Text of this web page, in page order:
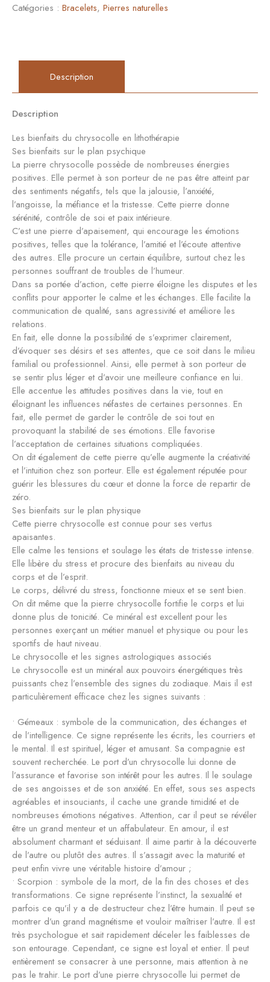
Catégories : Bracelets, Pierres naturelles
Description
Description
Les bienfaits du chrysocolle en lithothérapie
Ses bienfaits sur le plan psychique
La pierre chrysocolle possède de nombreuses énergies
positives. Elle permet à son porteur de ne pas être atteint par
des sentiments négatifs, tels que la jalousie, l’anxiété,
l’angoisse, la méfiance et la tristesse. Cette pierre donne
sérénité, contrôle de soi et paix intérieure.
C’est une pierre d’apaisement, qui encourage les émotions
positives, telles que la tolérance, l’amitié et l’écoute attentive
des autres. Elle procure un certain équilibre, surtout chez les
personnes souffrant de troubles de l’humeur.
Dans sa portée d’action, cette pierre éloigne les disputes et les
conflits pour apporter le calme et les échanges. Elle facilite la
communication de qualité, sans agressivité et améliore les
relations.
En fait, elle donne la possibilité de s’exprimer clairement,
d’évoquer ses désirs et ses attentes, que ce soit dans le milieu
familial ou professionnel. Ainsi, elle permet à son porteur de
se sentir plus léger et d’avoir une meilleure confiance en lui.
Elle accentue les attitudes positives dans la vie, tout en
éloignant les influences néfastes de certaines personnes. En
fait, elle permet de garder le contrôle de soi tout en
provoquant la stabilité de ses émotions. Elle favorise
l’acceptation de certaines situations compliquées.
On dit également de cette pierre qu’elle augmente la créativité
et l’intuition chez son porteur. Elle est également réputée pour
guérir les blessures du cœur et donne la force de repartir de
zéro.
Ses bienfaits sur le plan physique
Cette pierre chrysocolle est connue pour ses vertus
apaisantes.
Elle calme les tensions et soulage les états de tristesse intense.
Elle libère du stress et procure des bienfaits au niveau du
corps et de l’esprit.
Le corps, délivré du stress, fonctionne mieux et se sent bien.
On dit même que la pierre chrysocolle fortifie le corps et lui
donne plus de tonicité. Ce minéral est excellent pour les
personnes exerçant un métier manuel et physique ou pour les
sportifs de haut niveau.
Le chrysocolle et les signes astrologiques associés
Le chrysocolle est un minéral aux pouvoirs énergétiques très
puissants chez l’ensemble des signes du zodiaque. Mais il est
particulièrement efficace chez les signes suivants :
• Gémeaux : symbole de la communication, des échanges et
de l’intelligence. Ce signe représente les écrits, les courriers et
le mental. Il est spirituel, léger et amusant. Sa compagnie est
souvent recherchée. Le port d’un chrysocolle lui donne de
l’assurance et favorise son intérêt pour les autres. Il le soulage
de ses angoisses et de son anxiété. En effet, sous ses aspects
agréables et insouciants, il cache une grande timidité et de
nombreuses émotions négatives. Attention, car il peut se révéler
être un grand menteur et un affabulateur. En amour, il est
absolument charmant et séduisant. Il aime partir à la découverte
de l’autre ou plutôt des autres. Il s’assagit avec la maturité et
peut enfin vivre une véritable histoire d’amour ;
• Scorpion : symbole de la mort, de la fin des choses et des
transformations. Ce signe représente l’instinct, la sexualité et
parfois ce qu’il y a de destructeur chez l’être humain. Il peut se
montrer d’un grand magnétisme et vouloir maîtriser l’autre. Il est
très psychologue et sait rapidement déceler les faiblesses de
son entourage. Cependant, ce signe est loyal et entier. Il peut
entièrement se consacrer à une personne, mais attention à ne
pas le trahir. Le port d’une pierre chrysocolle lui permet de